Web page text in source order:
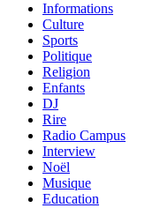
Informations
Culture
Sports
Politique
Religion
Enfants
DJ
Rire
Radio Campus
Interview
Noël
Musique
Education